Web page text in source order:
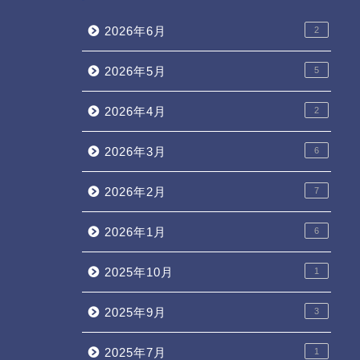
2026年6月 2
2026年5月 5
2026年4月 2
2026年3月 6
2026年2月 7
2026年1月 6
2025年10月 1
2025年9月 3
2025年7月 1